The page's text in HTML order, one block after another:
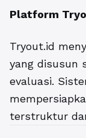
Platform
Tryout.id
yang disusun
evaluasi.
terstruktur